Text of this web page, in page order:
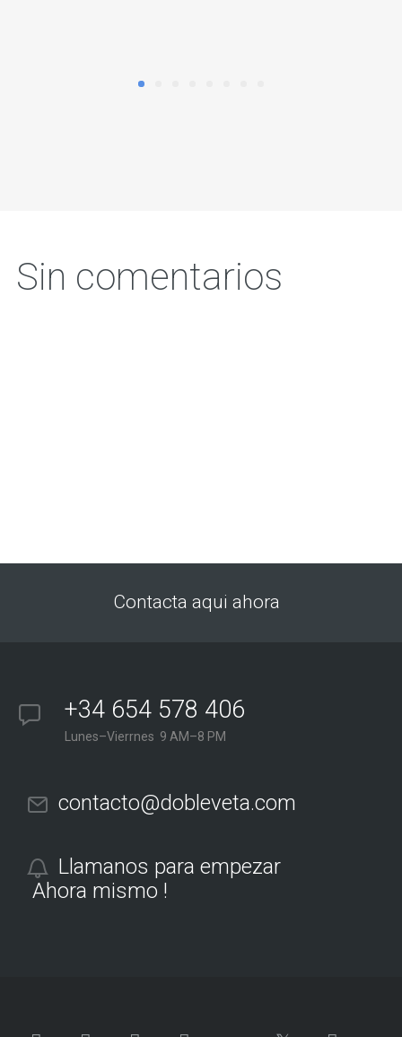
Sin comentarios
Contacta aqui ahora
+34 654 578 406
Lunes–Vierrnes 9 AM–8 PM
contacto@dobleveta.com
Llamanos para empezar
Ahora mismo !